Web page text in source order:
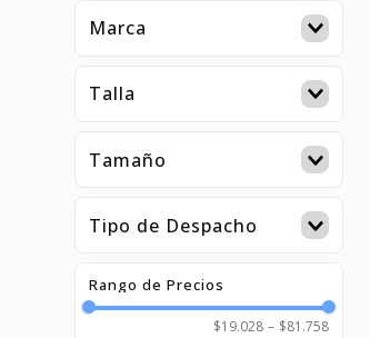
ROJO
Marca
HELLY HANSEN
Talla
Tamaño
XL
Tipo de Despacho
Outlet
$19.028 – $81.758